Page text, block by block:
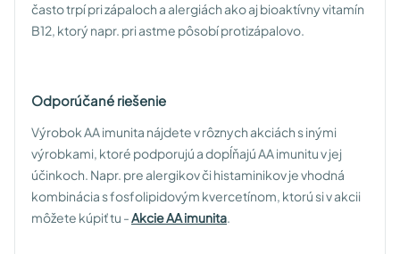
často trpí pri zápaloch a alergiách ako aj bioaktívny vitamín
B12, ktorý napr. pri astme pôsobí protizápalovo.
Odporúčané riešenie
Výrobok AA imunita nájdete v rôznych akciách s inými
výrobkami, ktoré podporujú a dopĺňajú AA imunitu v jej
účinkoch. Napr. pre alergikov či histaminikov je vhodná
kombinácia s fosfolipidovým kvercetínom, ktorú si v akcii
môžete kúpiť tu -Akcie AA imunita.